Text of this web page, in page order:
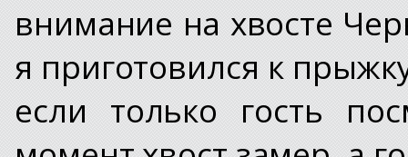
внимание на хвосте
я приготовился к
если только гость